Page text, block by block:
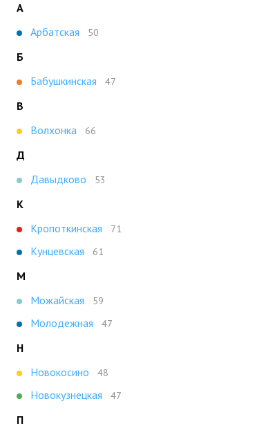
А
Арбатская
50
Б
Бабушкинская
47
В
Волхонка
66
Д
Давыдково
53
К
Кропоткинская
71
Кунцевская 61
М
Можайская
59
Молодежная 47
Н
Новокосино
48
Новокузнецкая 47
П